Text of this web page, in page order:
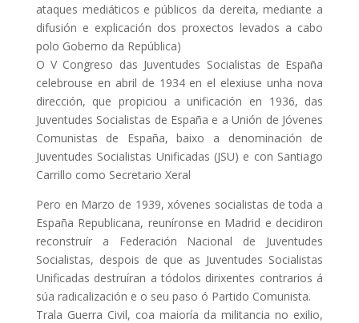
ataques mediáticos e públicos da dereita, mediante a
difusión e explicación dos proxectos levados a cabo
polo Goberno da República)
O V Congreso das Juventudes Socialistas de España
celebrouse en abril de 1934 en el elexiuse unha nova
dirección, que propiciou a unificación en 1936, das
Juventudes Socialistas de España e a Unión de Jóvenes
Comunistas de España, baixo a denominación de
Juventudes Socialistas Unificadas (JSU) e con Santiago
Carrillo como Secretario Xeral
Pero en Marzo de 1939, xóvenes socialistas de toda a
España Republicana, reuníronse en Madrid e decidiron
reconstruír a Federación Nacional de Juventudes
Socialistas, despois de que as Juventudes Socialistas
Unificadas destruíran a tódolos dirixentes contrarios á
súa radicalización e o seu paso ó Partido Comunista.
Trala Guerra Civil, coa maioría da militancia no exilio,